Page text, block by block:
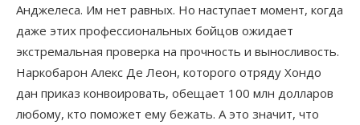
Анджелеса. Им нет равных. Но наступает момент, когда
даже этих профессиональных бойцов ожидает
экстремальная проверка на прочность и выносливость.
Наркобарон Алекс Де Леон, которого отряду Хондо
дан приказ конвоировать, обещает 100 млн долларов
любому, кто поможет ему бежать. А это значит, что